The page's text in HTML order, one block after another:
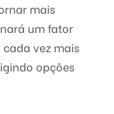
mais
um fator
vez mais
opções